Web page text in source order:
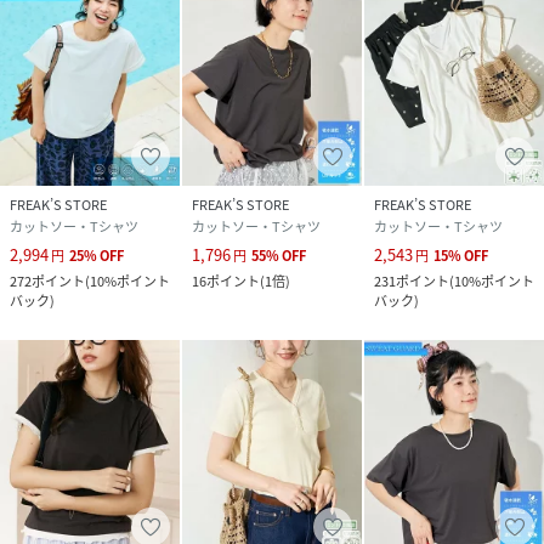
※こちらの商品は、弊社管理上のカラーを表記しております
為、タグのカラー表記と異なる記載となっております。
【サイト表記：タグ表記】
オフホワイト：OFF
ブラック：BLK
ブラウン系その他：GREIGE
ピンク：PINK
ブルー：BLUE
※掲載画像の商品の色味は、屋外や屋内の光の照射や角度に
ズ感と実物は若干異なる場合もございますので、予めご了承
ください。
※着用、お取り扱いの際は、商品についている品質表示とア
テンションタグを必ずご確認下さい。
FREAK’S STORE
カットソー・Tシャツ
2,994円 25%OFF
272ポイント(10%ポイント
バック)
FREAK’S STORE
カットソー・Tシャツ
1,796円 55%OFF
16ポイント(1倍)
FREAK’S STORE
カットソー・Tシャツ
2,543円 15%OFF
231ポイント(10%ポイント
バック)